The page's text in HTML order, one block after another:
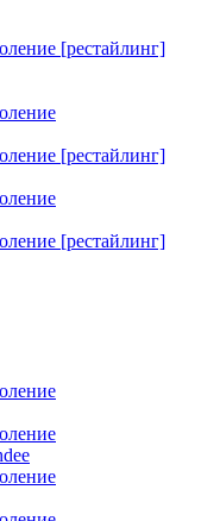
[рестайлинг]
[рестайлинг]
[рестайлинг]